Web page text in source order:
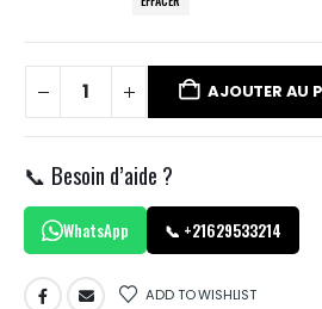
AJOUTER AU
📞 Besoin d’aide ?
WhatsApp 📞 +21629533214
ADD TO WISHLIST